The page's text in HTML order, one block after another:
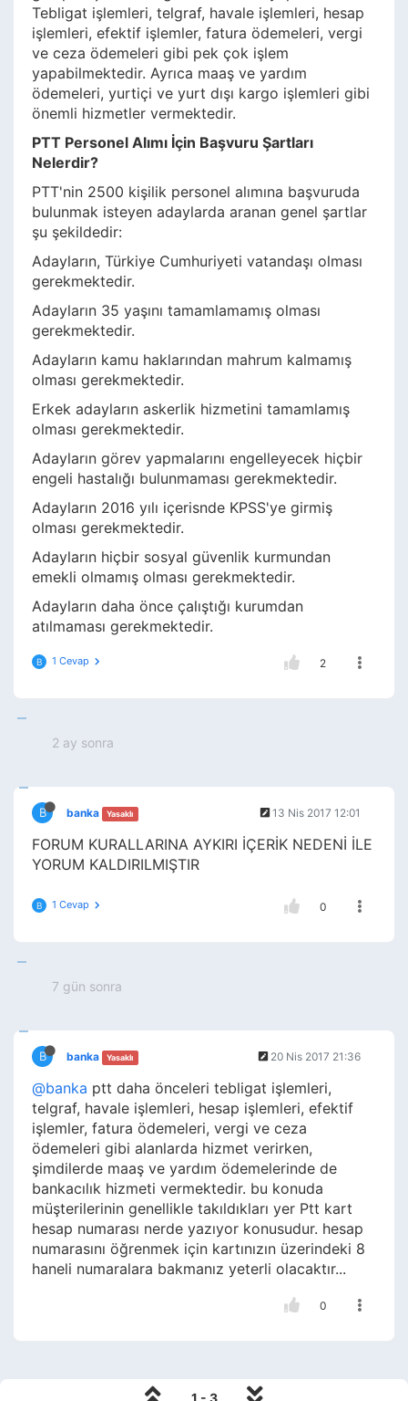
Tebligat işlemleri, telgraf, havale işlemleri, hesap
işlemleri, efektif işlemler, fatura ödemeleri, vergi
ve ceza ödemeleri gibi pek çok işlem
yapabilmektedir. Ayrıca maaş ve yardım
ödemeleri, yurtiçi ve yurt dışı kargo işlemleri gibi
önemli hizmetler vermektedir.
PTT Personel Alımı İçin Başvuru Şartları
Nelerdir?
PTT'nin 2500 kişilik personel alımına başvuruda
bulunmak isteyen adaylarda aranan genel şartlar
şu şekildedir:
Adayların, Türkiye Cumhuriyeti vatandaşı olması
gerekmektedir.
Adayların 35 yaşını tamamlamamış olması
gerekmektedir.
Adayların kamu haklarından mahrum kalmamış
olması gerekmektedir.
Erkek adayların askerlik hizmetini tamamlamış
olması gerekmektedir.
Adayların görev yapmalarını engelleyecek hiçbir
engeli hastalığı bulunmaması gerekmektedir.
Adayların 2016 yılı içerisnde KPSS'ye girmiş
olması gerekmektedir.
Adayların hiçbir sosyal güvenlik kurmundan
emekli olmamış olması gerekmektedir.
Adayların daha önce çalıştığı kurumdan
atılmaması gerekmektedir.
B 1 Cevap 2
2 ay sonra
B banka Yasaklı 13 Nis 2017 12:01
FORUM KURALLARINA AYKIRI İÇERİK NEDENİ İLE
YORUM KALDIRILMIŞTIR
B 1 Cevap 0
7 gün sonra
B banka Yasaklı 20 Nis 2017 21:36
@banka ptt daha önceleri tebligat işlemleri,
telgraf, havale işlemleri, hesap işlemleri, efektif
işlemler, fatura ödemeleri, vergi ve ceza
ödemeleri gibi alanlarda hizmet verirken,
şimdilerde maaş ve yardım ödemelerinde de
bankacılık hizmeti vermektedir. bu konuda
müşterilerinin genellikle takıldıkları yer Ptt kart
hesap numarası nerde yazıyor konusudur. hesap
numarasını öğrenmek için kartınızın üzerindeki 8
haneli numaralara bakmanız yeterli olacaktır...
0
1 - 3